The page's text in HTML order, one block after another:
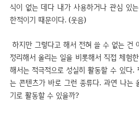
식이 없는 데다 내가 사용하거나 관심 있
한적이기 때문이다. (웃음)
하지만 그렇다고 해서 전혀 쓸 수 없는 건
정리해서 올리는 일을 비롯해서 직접 체험
해서는 적극적으로 성실히 활동할 수 있다.
는 콘텐츠가 바로 그런 종류다. 과연 나는
기로 활동할 수 있을까?